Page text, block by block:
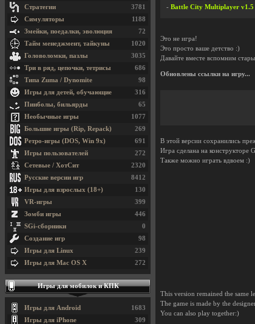
- Battle City Multiplayer v1.5
Это не игра!
Это просто ваше детство :)
Давайте вместе вспомним
Обновлены ссылки на игру...
В этой версии сохранились
Игра сделана на конструкторе
Также можно играть вдвоем :)
This version remained the same
The game is made by the
You can also play together:)
3781
Стратегии
1188
Симуляторы
72
Змейки, поедалки, эволюция
1020
Тайм менеджмент, тайкуны
3035
Головоломки, пазлы
686
Три в ряд, цепочки, тетрисы
98
Типа Zuma / Dynomite
316
Игры для детей, обучающие
65
Пинболы, бильярды
1077
Необычные игры
269
Большие игры (Rip, Repack)
691
Ретро-игры (DOS, Win 9x)
272
Игры пользователей
2320
Сетевые / ХотСит
8412
Русские версии игр
130
Игры для взрослых (18+)
399
VR-игры
446
Зомби игры
0
SGi-сборники
98
Создание игр
239
Игры для Linux
272
Игры для Mac OS X
Игры для мобилок и КПК
1683
Игры для Android
309
Игры для iPhone